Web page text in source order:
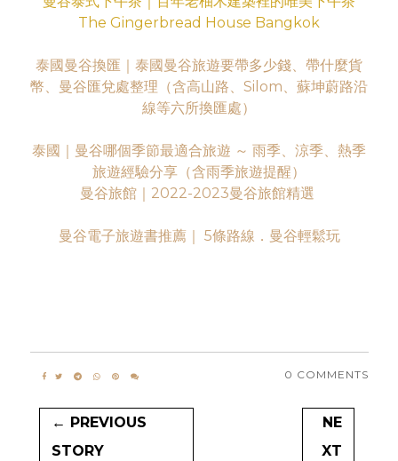
The Gingerbread House Bangkok
泰國曼谷換匯｜泰國曼谷旅遊要帶多少錢、帶什麼貨
幣、曼谷匯兌處整理（含高山路、Silom、蘇坤蔚路沿
線等六所換匯處）
泰國｜曼谷哪個季節最適合旅遊 ～ 雨季、涼季、熱季
旅遊經驗分享（含雨季旅遊提醒）
曼谷旅館｜2022-2023曼谷旅館精選
曼谷電子旅遊書推薦｜ 5條路線．曼谷輕鬆玩
0 COMMENTS
← PREVIOUS
STORY
NE
XT